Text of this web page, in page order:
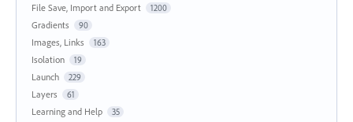
File Save, Import and Export 1200
Gradients 90
Images, Links 163
Isolation 19
Launch 229
Layers 61
Learning and Help 35